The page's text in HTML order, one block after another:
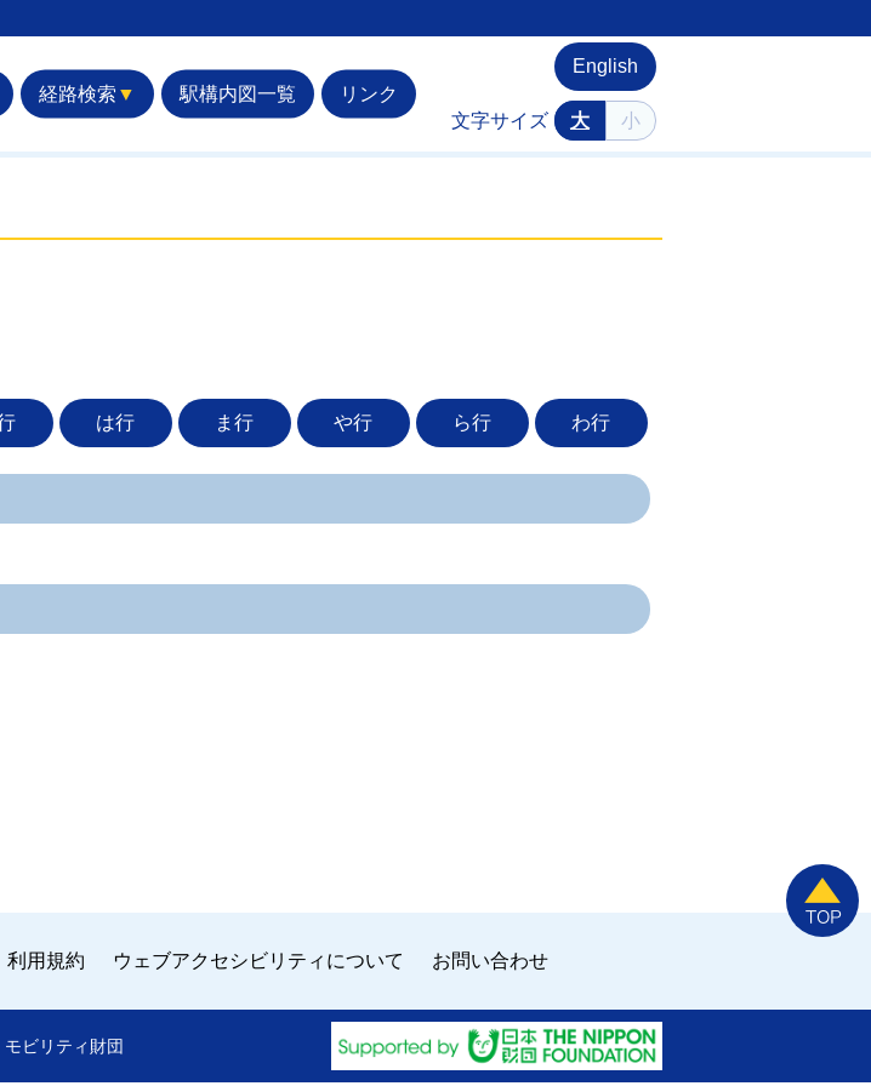
経路検索 ▼ 駅構内図一覧 リンク
English
文字サイズ 大 小
は行 ま行 や行 ら行 わ行
利用規約 ウェブアクセシビリティについて お問い合わせ
ビリティ財団